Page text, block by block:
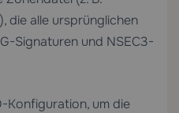
), die alle ursprünglichen
Signaturen und NSEC3-
Konfiguration, um die